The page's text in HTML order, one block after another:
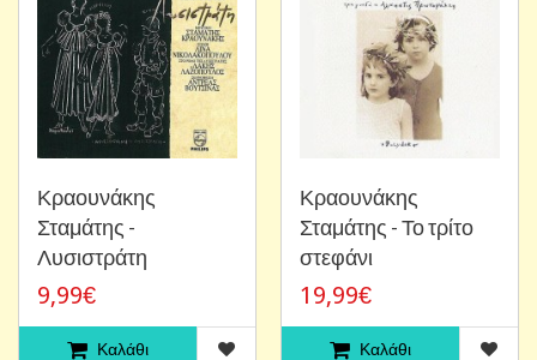
Κραουνάκης
Σταμάτης -
Λυσιστράτη
9,99€
Καλάθι
Κραουνάκης
Σταμάτης - Το τρίτο
στεφάνι
19,99€
Καλάθι